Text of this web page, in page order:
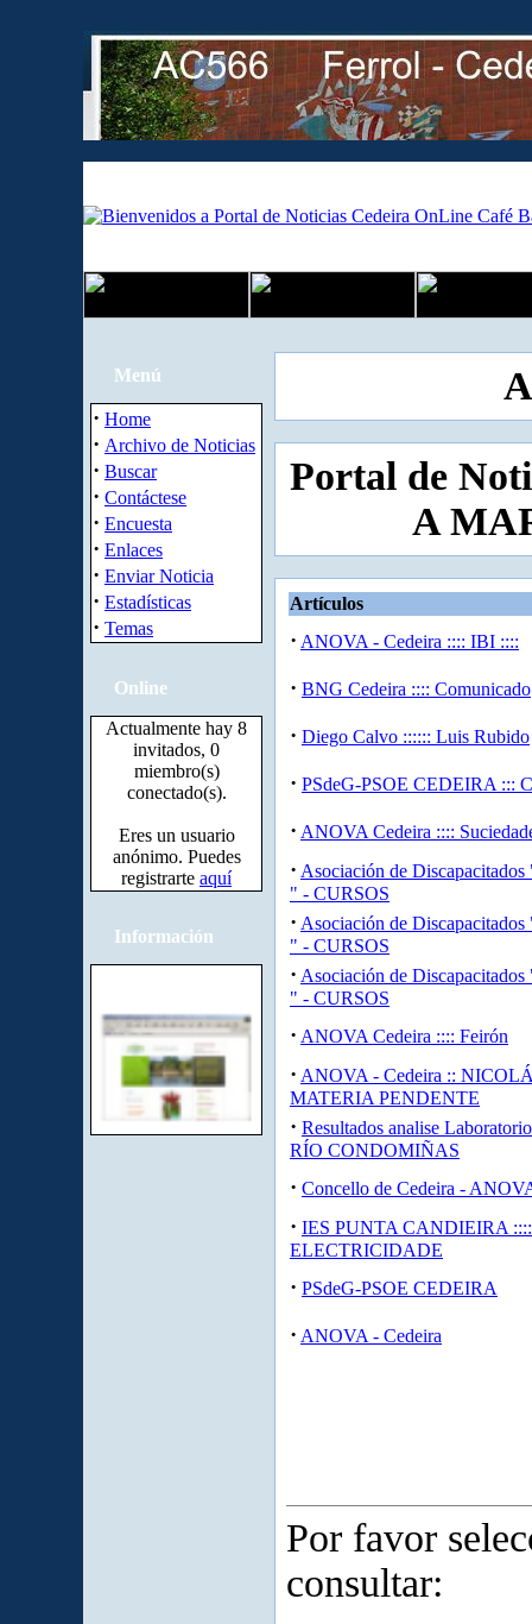
Menú
· Home
· Archivo de Noticias
· Buscar
· Contáctese
· Encuesta
· Enlaces
· Enviar Noticia
· Estadísticas
· Temas
Online
Actualmente hay 8
invitados, 0
miembro(s)
conectado(s).
Eres un usuario
anónimo. Puedes
registrarte aquí
Información
Portal de
A
Artículos
· ANOVA - Cedeira :::: IBI ::::
· BNG Cedeira :::: Comunicado
· Diego Calvo :::::: Luis Rubido
· PSdeG-PSOE CEDEIRA :::
· ANOVA Cedeira ::::
· Asociación de Discapacitados
" - CURSOS
· Asociación de Discapacitados
" - CURSOS
· Asociación de Discapacitados
" - CURSOS
· ANOVA Cedeira :::: Feirón
· ANOVA - Cedeira ::
MATERIA PENDENTE
· Resultados analise
RÍO CONDOMIÑAS
· Concello de Cedeira -
· IES PUNTA CANDIEIRA
ELECTRICIDADE
· PSdeG-PSOE CEDEIRA
· ANOVA - Cedeira
Por favor
consultar: